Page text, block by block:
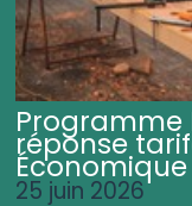
Programme
réponse
25 juin 2026